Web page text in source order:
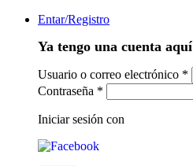
Entar/Registro
Ya tengo una cuenta aquí
Usuario o correo electrónico *
Contraseña *
Iniciar sesión con